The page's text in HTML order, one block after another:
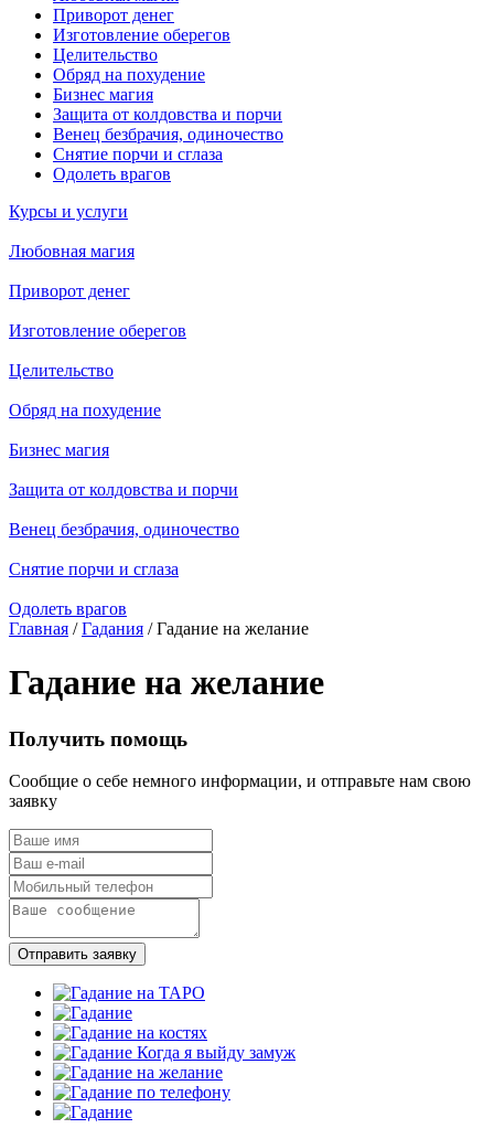
Приворот денег
Изготовление оберегов
Целительство
Обряд на похудение
Бизнес магия
Защита от колдовства и порчи
Венец безбрачия, одиночество
Снятие порчи и сглаза
Одолеть врагов
Курсы и услуги
Любовная магия
Приворот денег
Изготовление оберегов
Целительство
Обряд на похудение
Бизнес магия
Защита от колдовства и порчи
Венец безбрачия, одиночество
Снятие порчи и сглаза
Одолеть врагов
Главная /Гадания / Гадание на желание
Гадание на желание
Получить помощь
Сообщие о себе немного информации, и отправьте нам свою
заявку
Отправить заявку